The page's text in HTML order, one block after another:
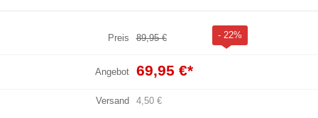
Preis 89,95 € - 22%
Angebot 69,95 €*
Versand 4,50 €